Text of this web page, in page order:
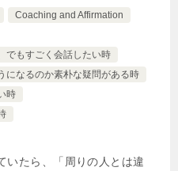
Coaching and Affirmation
でもすごく会話したい時
になるのか素朴な疑問がある時
時
いたら、「周りの人とは違